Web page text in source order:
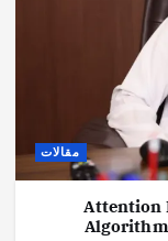
مقالات
Attention